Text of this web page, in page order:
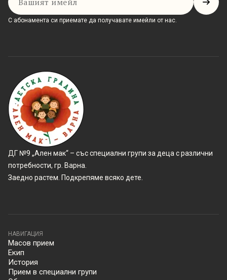
С абонамента си приемате да получавате имейли от нас.
ДГ №9 „Ален мак“ – със специални групи за деца с различни
потребности, гр. Варна.
Заедно растем. Подкрепяме всяко дете.
НАВИГАЦИЯ
Масов прием
Екип
История
Прием в специални групи